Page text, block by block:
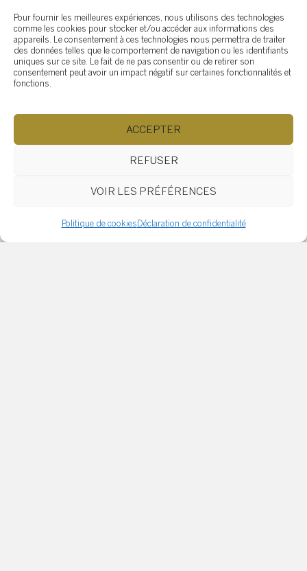
Pour fournir les meilleures expériences, nous utilisons des technologies
comme les cookies pour stocker et/ou accéder aux informations des
appareils. Le consentement à ces technologies nous permettra de traiter
des données telles que le comportement de navigation ou les identifiants
uniques sur ce site. Le fait de ne pas consentir ou de retirer son
consentement peut avoir un impact négatif sur certaines fonctionnalités et
fonctions.
ACCEPTER
REFUSER
VOIR LES PRÉFÉRENCES
Politique de cookies Déclaration de confidentialité
L’Immobilier Commercial et le Défi de
L’Immobilier Commercial et le Défi de l’Innovation